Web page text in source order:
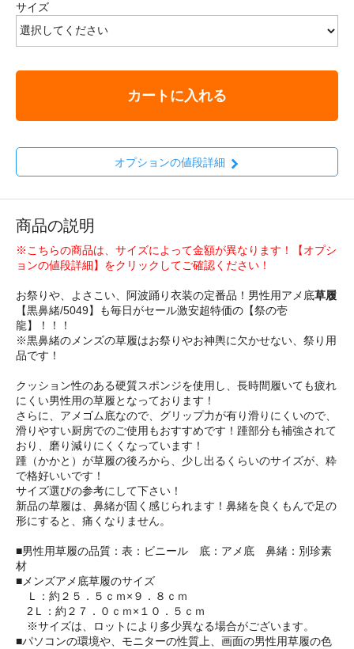
サイズ
カートに入れる
オプションの値段詳細
商品の説明
※こちらの商品は、サイズによって金額が異なります！【オプシ
ョンの値段詳細】をクリックしてご確認ください！
お祭りや、よさこい、阿波踊り衣装の定番品！男性用アメ底草履
【黒鼻緒/5049】も毎日がセール激安超特価の【祭の壱
龍】！！！
※黒鼻緒のメンズの草履はお祭りやお神輿に欠かせない、祭り用
品です！
クッション性のある硬質スポンジを使用し、長時間履いても疲れ
にくい男性用の草履となっております！
さらに、アメゴム底なので、グリップ力が有り滑りにくいので、
滑りやすい厨房でのご使用もおすすめです！踵部分も補強されて
おり、磨り減りにくくなっています！
踵（かかと）が草履の後ろから、少し出るくらいのサイズが、粋
で格好いいです！
サイズ選びの参考にして下さい！
新品の草履は、鼻緒が固く感じられます！鼻緒を良くもんで足の
形にすると、痛くなりません。
■男性用草履の品質：表：ビニール 底：アメ底 鼻緒：別珍素
材
■メンズアメ底草履のサイズ
Ｌ：約２５．５ｃｍ×９．８ｃｍ
2Ｌ：約２７．０ｃｍ×１０．５ｃｍ
※サイズは、ロットにより多少異なる場合がございます。
■パソコンの環境や、モニターの性質上、画面の男性用草履の色